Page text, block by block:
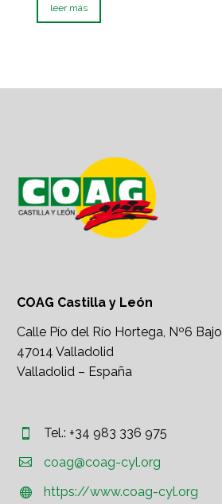
leer más
COAG Castilla y León
Calle Pío del Río Hortega, Nº6 Bajo
47014 Valladolid
Valladolid – España

 Tel.: +34 983 336 975

 coag@coag-cyl.org

 https://www.coag-cyl.org